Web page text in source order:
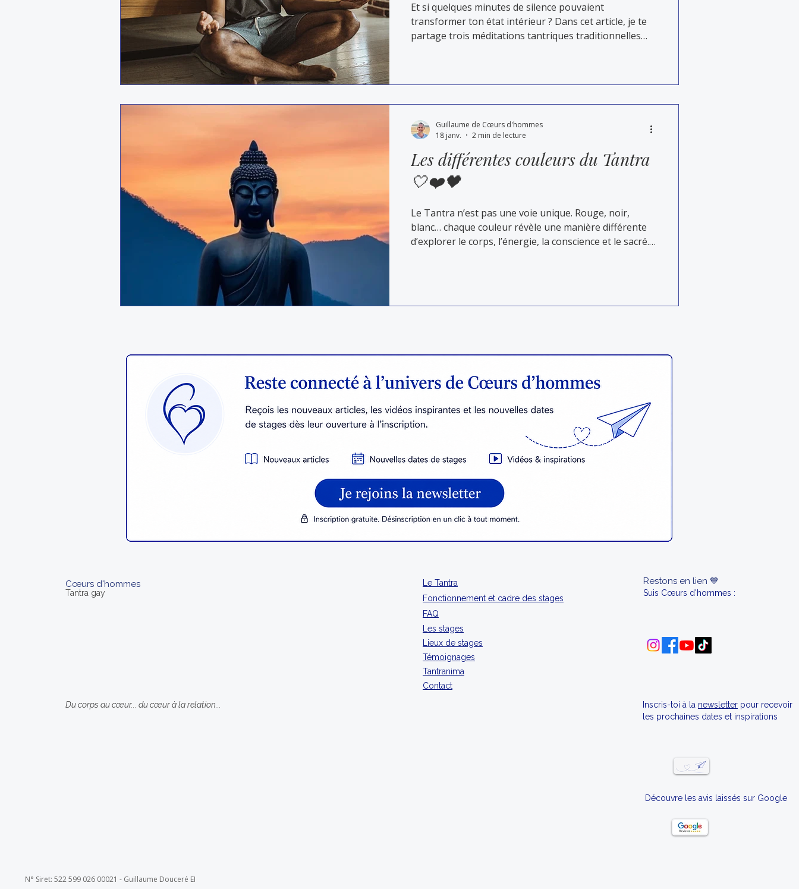
Et si quelques minutes de silence pouvaient
transformer ton état intérieur ? Dans cet article, je te
partage trois méditations tantriques traditionnelles
Les différentes couleurs du Tantra
🤍❤️🖤
Le Tantra n’est pas une voie unique. Rouge, noir,
blanc… chaque couleur révèle une manière différente
d’explorer le corps, l’énergie, la conscience et le sacré.
Guillaume de Cœurs d'hommes
18 janv.
2 min de lecture
Cœurs d'hommes
Tantra gay
Du corps au cœur... du cœur à la relation...
Le Tantra
Fonctionnement et cadre des stages
FAQ
Les stages
Lieux de stages
Témoignages
Tantranima
Contact
Restons en lien 💙
Suis Cœurs d'hommes :
Inscris-toi à la newsletter pour recevoir
les prochaines dates et inspirations
Découvre les avis laissés sur Google
N° Siret: 522 599 026 00021 - Guillaume Douceré EI